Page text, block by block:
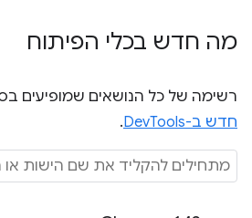
מה חדש בכלי הפיתוח
רשימה של כל הנושאים שמופיעים
חדש ב-DevTools
.